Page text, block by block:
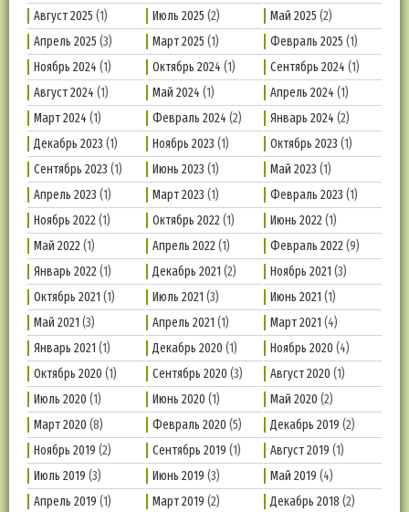
Август 2025 (1) Июль 2025 (2) Май 2025 (2)
Апрель 2025 (3) Март 2025 (1) Февраль 2025 (1)
Ноябрь 2024 (1) Октябрь 2024 (1) Сентябрь 2024 (1)
Август 2024 (1) Май 2024 (1) Апрель 2024 (1)
Март 2024 (1) Февраль 2024 (2) Январь 2024 (2)
Декабрь 2023 (1) Ноябрь 2023 (1) Октябрь 2023 (1)
Сентябрь 2023 (1) Июнь 2023 (1) Май 2023 (1)
Апрель 2023 (1) Март 2023 (1) Февраль 2023 (1)
Ноябрь 2022(1) Октябрь 2022(1) Июнь 2022(1)
Май 2022(1) Апрель 2022(1) Февраль 2022(9)
Январь 2022(1) Декабрь 2021 (2) Ноябрь 2021 (3)
Октябрь 2021 (1) Июль 2021 (3) Июнь 2021 (1)
Май 2021 (3) Апрель 2021 (1) Март 2021 (4)
Январь 2021 (1) Декабрь 2020 (1) Ноябрь 2020 (4)
Октябрь 2020 (1) Сентябрь 2020 (3) Август 2020 (1)
Июль 2020 (1) Июнь 2020 (1) Май 2020 (2)
Март 2020 (8) Февраль 2020 (5) Декабрь 2019 (2)
Ноябрь 2019 (2) Сентябрь 2019 (1) Август 2019 (1)
Июль 2019 (3) Июнь 2019 (3) Май 2019 (4)
Апрель 2019 (1) Март 2019 (2) Декабрь 2018 (2)